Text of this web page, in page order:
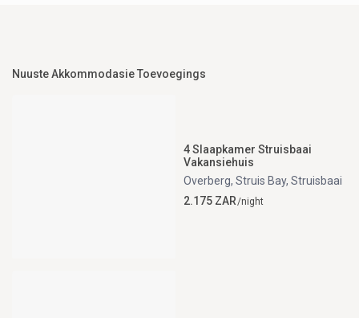
Nuuste Akkommodasie Toevoegings
4 Slaapkamer Struisbaai
Vakansiehuis
Overberg, Struis Bay,Struisbaai
2.175 ZAR/night